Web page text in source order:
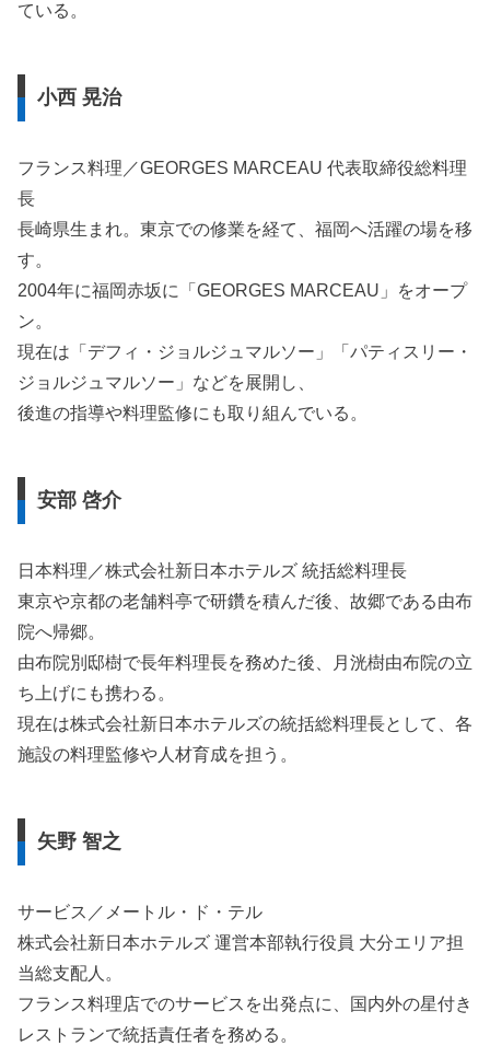
ている。
小西 晃治
フランス料理／GEORGES MARCEAU 代表取締役総料理
長
長崎県生まれ。東京での修業を経て、福岡へ活躍の場を移
す。
2004年に福岡赤坂に「GEORGES MARCEAU」をオープ
ン。
現在は「デフィ・ジョルジュマルソー」「パティスリー・
ジョルジュマルソー」などを展開し、
後進の指導や料理監修にも取り組んでいる。
安部 啓介
日本料理／株式会社新日本ホテルズ 統括総料理長
東京や京都の老舗料亭で研鑽を積んだ後、故郷である由布
院へ帰郷。
由布院別邸樹で長年料理長を務めた後、月洸樹由布院の立
ち上げにも携わる。
現在は株式会社新日本ホテルズの統括総料理長として、各
施設の料理監修や人材育成を担う。
矢野 智之
サービス／メートル・ド・テル
株式会社新日本ホテルズ 運営本部執行役員 大分エリア担
当総支配人。
フランス料理店でのサービスを出発点に、国内外の星付き
レストランで統括責任者を務める。